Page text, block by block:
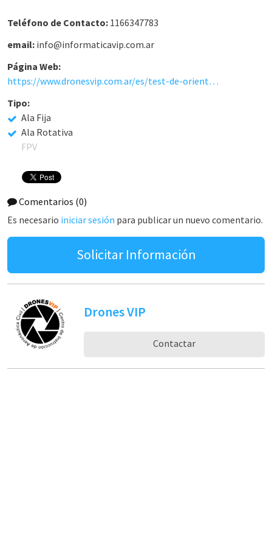
Teléfono de Contacto: 1166347783
email: info@informaticavip.com.ar
Página Web:
https://www.dronesvip.com.ar/es/test-de-orientacion-profesional-aeronautico-para-piloto-de-rpa-drones-descubri-tu-perfil-profesional/
Tipo:
Ala Fija
Ala Rotativa
FPV
Comentarios (0)
Es necesario iniciar sesión para publicar un nuevo comentario.
Solicitar Información
Drones VIP
Contactar